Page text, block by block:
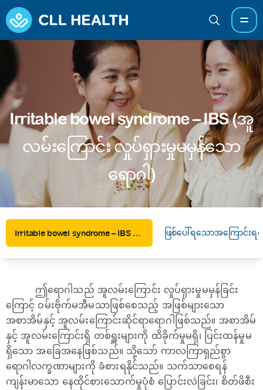
Irritable bowel syndrome – IBS (အူ
လမ်းကြောင်း လှုပ်ရှားမှုမမှန်သော
ရောဂါ)
Irritable bowel syndrome – IBS (အူလမ်းကြောင်း လှုပ်ရှားမှုမမှန်သောရောဂါ) ဖြစ်ပေါ်ရသောအကြောင်းရင်း
ဤရောဂါသည် အူလမ်းကြောင်း လှုပ်ရှားမှုမမှန်ခြင်း
ကြောင့် ဝမ်းဗိုက်မအီမသာဖြစ်စေသည့် အဖြစ်များသော
အစာအိမ်နှင့် အူလမ်းကြောင်းဆိုင်ရာရောဂါဖြစ်သည်။ အစာအိမ်
နှင့် အူလမ်းကြောင်းရှိ တစ်ရှူးများကို ထိခိုက်မှုမရှိ၊ ပြင်းထန်မှုမ
ရှိသော အခြေအနေဖြစ်သည်။ သို့သော် ကာလကြာရှည်စွာ
ရောဂါလက္ခဏာများကို ခံစားရနိုင်သည်။ သက်သာစေရန်
ကျန်းမာသော နေထိုင်စားသောက်မှုပုံစံ ပြောင်းလဲခြင်း၊ စိတ်ဖိစီး